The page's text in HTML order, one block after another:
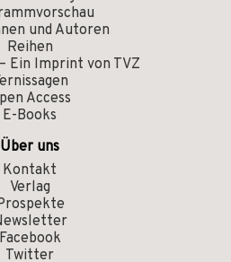
und Autoren
Reihen
Ein Imprint von TVZ
Access
E-Books
Über uns
Kontakt
Verlag
Facebook
Twitter